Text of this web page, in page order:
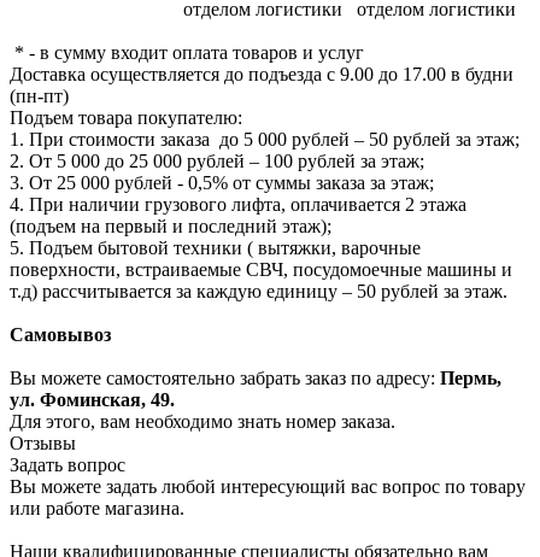
отделом логистики
отделом логистики
* - в сумму входит оплата товаров и услуг
Доставка осуществляется до подъезда с 9.00 до 17.00 в будни
(пн-пт)
Подъем товара покупателю:
1. При стоимости заказа до 5 000 рублей – 50 рублей за этаж;
2. От 5 000 до 25 000 рублей – 100 рублей за этаж;
3. От 25 000 рублей - 0,5% от суммы заказа за этаж;
4. При наличии грузового лифта, оплачивается 2 этажа
(подъем на первый и последний этаж);
5. Подъем бытовой техники ( вытяжки, варочные
поверхности, встраиваемые СВЧ, посудомоечные машины и
т.д) рассчитывается за каждую единицу – 50 рублей за этаж.
Самовывоз
Вы можете самостоятельно забрать заказ по адресу: Пермь,
ул. Фоминская, 49.
Для этого, вам необходимо знать номер заказа.
Отзывы
Задать вопрос
Вы можете задать любой интересующий вас вопрос по товару
или работе магазина.
Наши квалифицированные специалисты обязательно вам